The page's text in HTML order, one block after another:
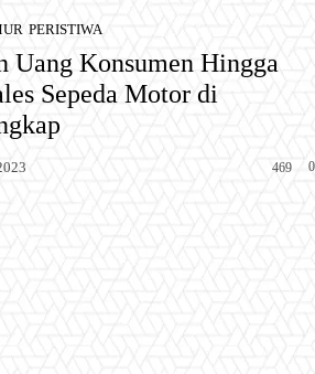
PERISTIWA
Uang Konsumen Hingga
Sepeda Motor di
0
469